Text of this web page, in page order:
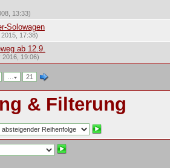
13:33)
Solowagen
17:38)
ab 12.9.
19:06)
21
& Filterung